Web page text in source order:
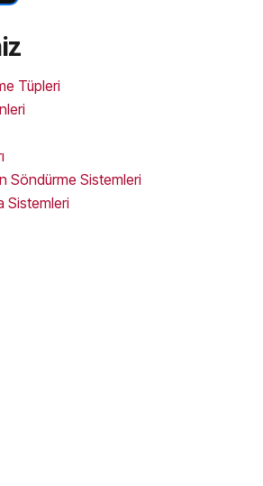
Tüpleri
Söndürme Sistemleri
Sistemleri